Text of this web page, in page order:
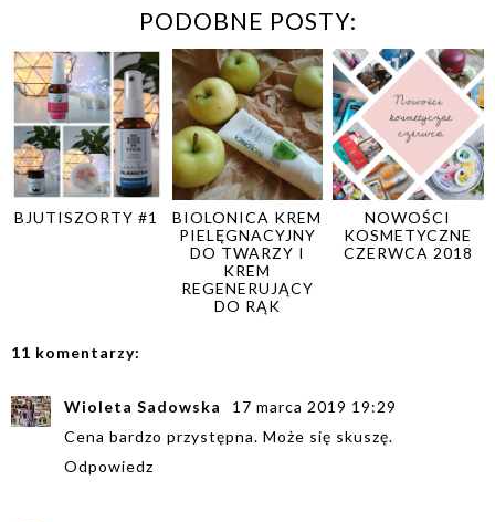
PODOBNE POSTY:
BJUTISZORTY #1
BIOLONICA KREM
PIELĘGNACYJNY
DO TWARZY I
KREM
REGENERUJĄCY
DO RĄK
NOWOŚCI
KOSMETYCZNE
CZERWCA 2018
11 komentarzy:
Wioleta Sadowska
17 marca 2019 19:29
Cena bardzo przystępna. Może się skuszę.
Odpowiedz